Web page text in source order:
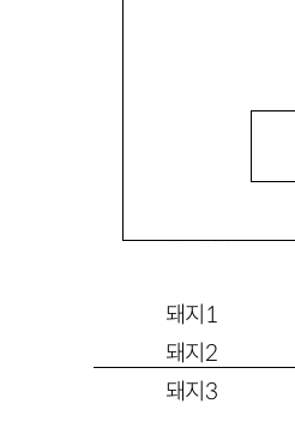
돼지(나)
돼지1
돼지2
돼지3